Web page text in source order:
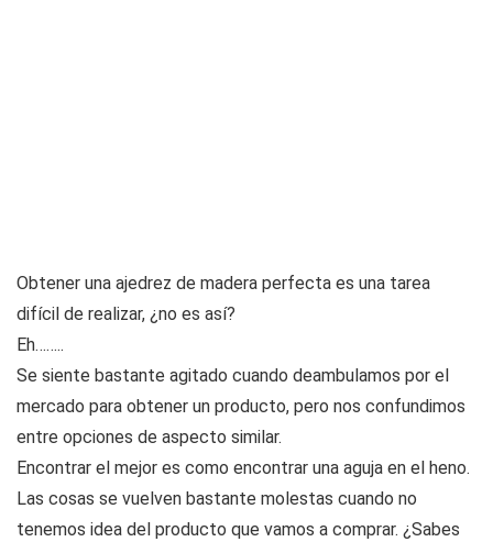
Obtener una ajedrez de madera perfecta es una tarea
difícil de realizar, ¿no es así?
Eh……..
Se siente bastante agitado cuando deambulamos por el
mercado para obtener un producto, pero nos confundimos
entre opciones de aspecto similar.
Encontrar el mejor es como encontrar una aguja en el heno.
Las cosas se vuelven bastante molestas cuando no
tenemos idea del producto que vamos a comprar. ¿Sabes